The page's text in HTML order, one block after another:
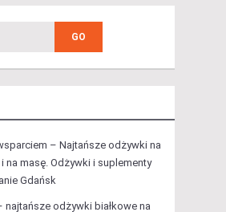
– Najtańsze odżywki na
na masę. Odżywki i suplementy
Gdańsk
najtańsze odżywki białkowe na